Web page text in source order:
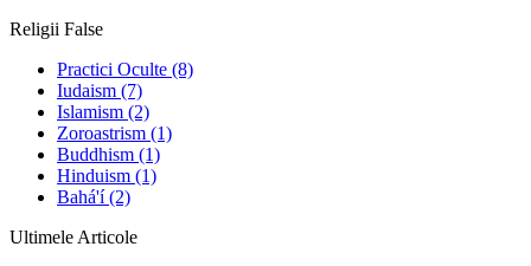
Religii False
Practici Oculte (8)
Iudaism (7)
Islamism (2)
Zoroastrism (1)
Buddhism (1)
Hinduism (1)
Bahá'í(2)
Ultimele Articole